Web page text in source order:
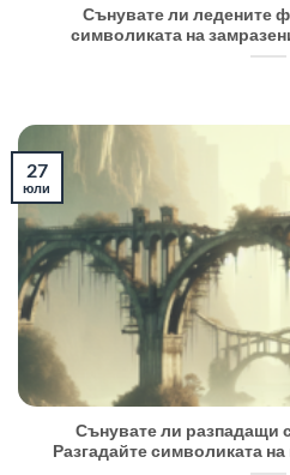
Сънувате ли ледените
символиката на
Сънувате ли разпадащи
Разгадайте символиката
27
юли